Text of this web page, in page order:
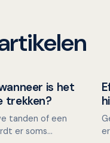
is het
trekken?
tanden of een
er soms
eraan